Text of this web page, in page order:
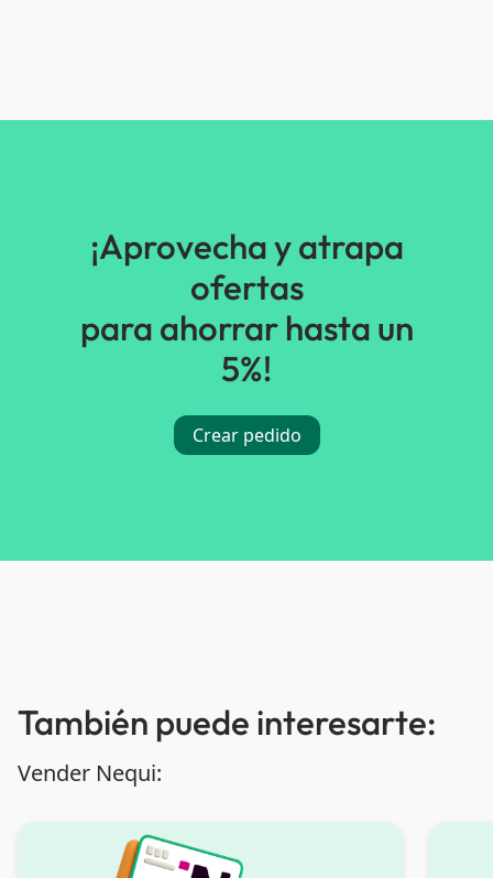
¡Aprovecha y atrapa
ofertas
para ahorrar hasta un
5%!
Crear pedido
También puede interesarte:
Vender Nequi: